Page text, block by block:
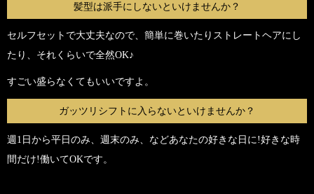
髪型は派手にしないといけませんか？
セルフセットで大丈夫なので、簡単に巻いたりストレートヘアにし
たり、それくらいで全然OK♪
すごい盛らなくてもいいですよ。
ガッツリシフトに入らないといけませんか？
週1日から平日のみ、週末のみ、などあなたの好きな日に!好きな時
間だけ!働いてOKです。